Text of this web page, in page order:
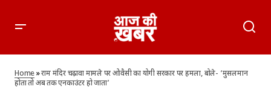
‘मुसलमान होता तो अब तक एनकाउंटर हो जाता’
Home»राम मंदिर चढ़ावा मामले पर ओवैसी का योगी सरकार पर हमला, बोले- ‘मुसलमान
होता तो अब तक एनकाउंटर हो जाता’